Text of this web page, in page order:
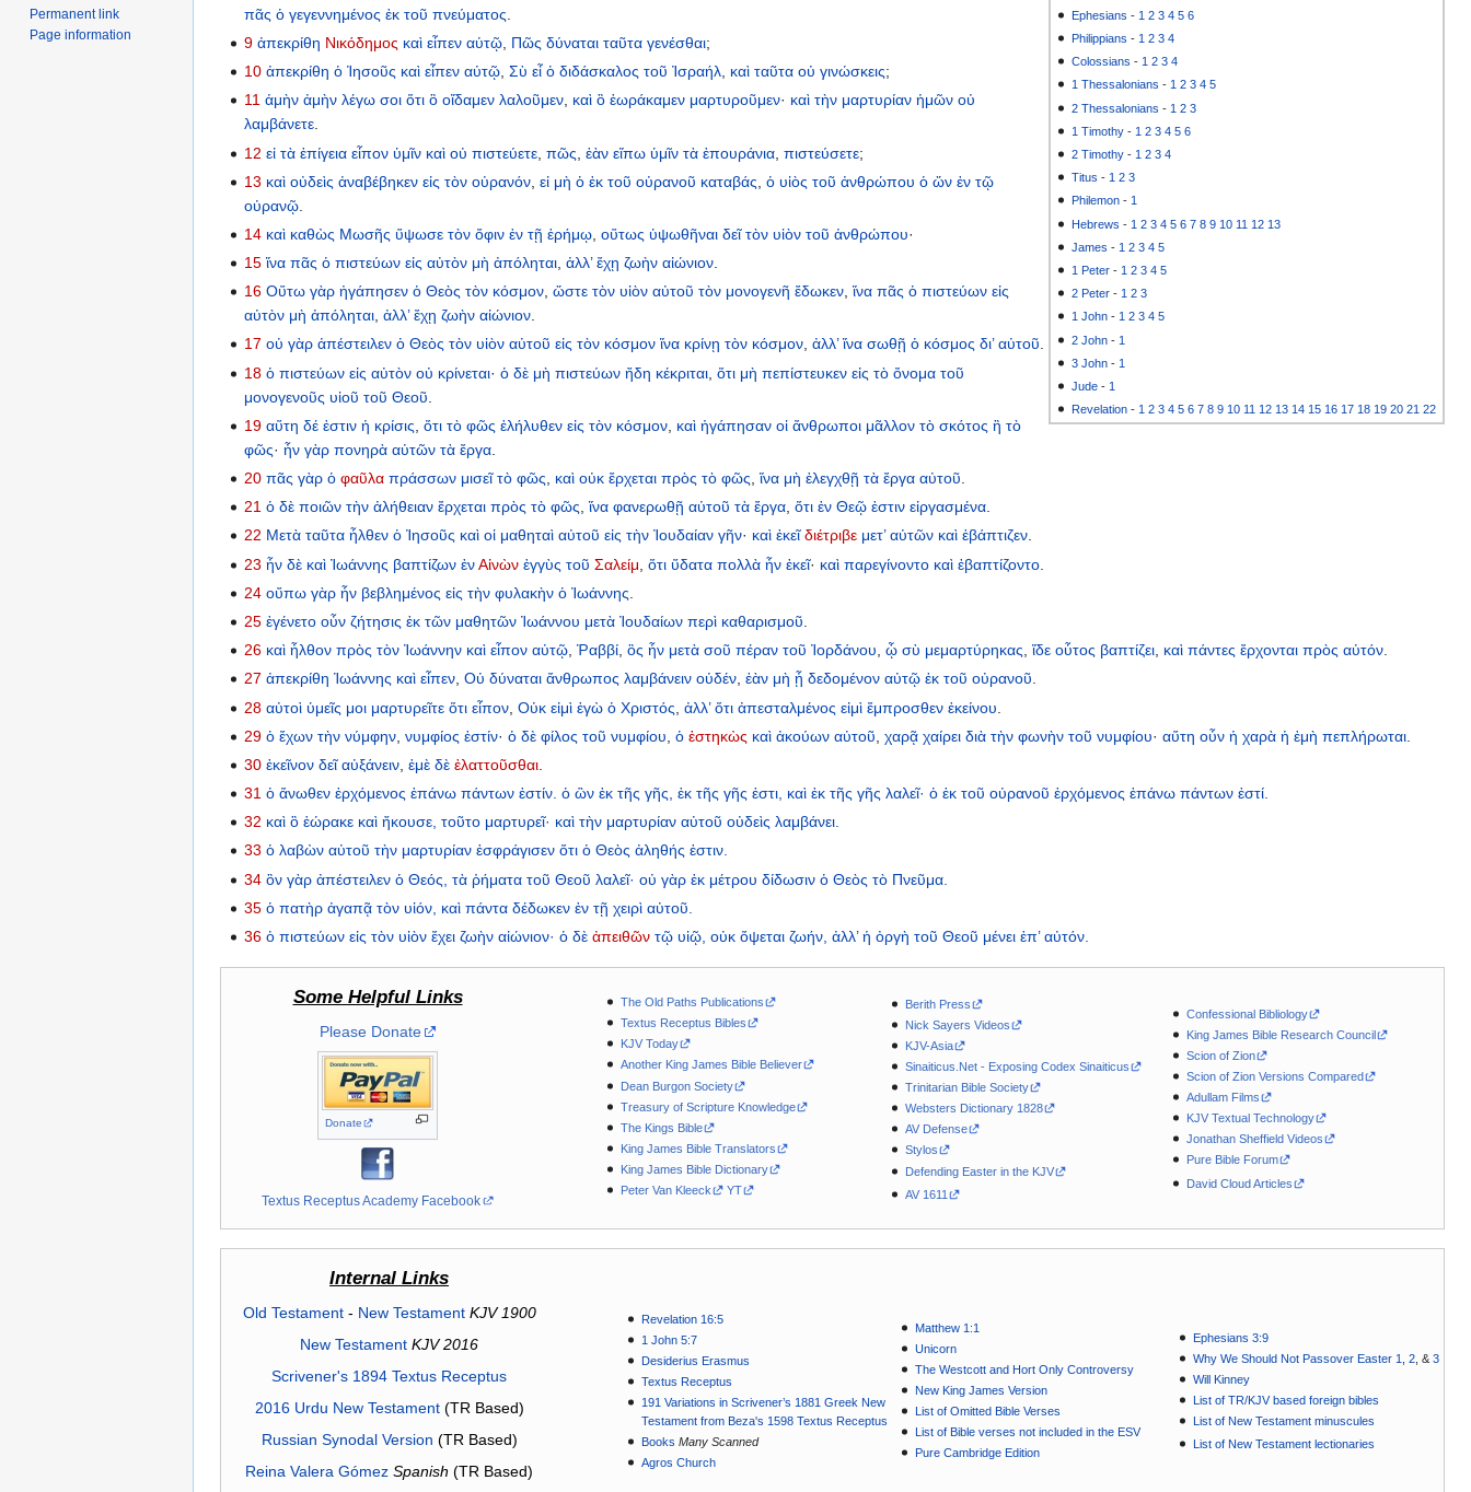
Ephesians - 1 2 3 4 5 6
Philippians - 1 2 3 4
Colossians - 1 2 3 4
1 Thessalonians -1 2 3 4 5
2 Thessalonians - 1 2 3
1 Timothy - 1 2 3 4 5 6
2 Timothy - 1 2 3 4
Titus - 1 2 3
Philemon -1
Hebrews - 1 2 3 4 5 6 7 8 9 10 11 12 13
James - 1 2 3 4 5
1 Peter - 1 2 3 4 5
2 Peter - 1 2 3
1 John -1 2 3 4 5
2 John - 1
3 John - 1
Jude - 1
Revelation - 1 2 3 4 5 6 7 8 9 10 11 12 13 14 15 16 17 18 19 20 21 22
πᾶς ὁ γεγεννημένος ἐκ τοῦ πνεύματος
9 ἀπεκρίθη Νικόδημος καὶ εἶπεν αὐτῷ Πῶς δύναται ταῦτα γενέσθαι;
10 ἀπεκρίθη ὁ Ἰησοῦς καὶ εἶπεν αὐτῷ ,Σὺ εἶ ὁ διδάσκαλος τοῦ Ἰσραήλ καὶ ταῦτα οὐ γινώσκεις;
11 ἀμὴν ἀμὴν λέγω σοι ὅτι ὃ οἴδαμεν λαλοῦμεν, καὶ ὃ ἑωράκαμεν μαρτυροῦμεν· καὶ τὴν μαρτυρίαν ἡμῶν οὐ
λαμβάνετε.
12 εἰ τὰ ἐπίγεια εἶπον ὑμῖν καὶ οὐ πιστεύετε ,πῶς ,ἐὰν εἴπω ὑμῖν τὰ ἐπουράνια ,πιστεύσετε;
13 καὶ οὐδεὶς ἀναβέβηκεν εἰς τὸν οὐρανόν ,εἰ μὴ ὁ ἐκ τοῦ οὐρανοῦ καταβάς ,ὁ υἱὸς τοῦ ἀνθρώπου ὁ ὤν ἐν τῷ
οὐρανῷ
14 καὶ καθὼς Μωσῆς ὕψωσε τὸν ὄφιν ἐν τῇ ἐρήμῳ ,οὕτως ὑψωθῆναι δεῖ τὸν υἱὸν τοῦ ἀνθρώπου·
15 ἵνα πᾶς ὁ πιστεύων εἰς αὐτὸν μὴ ἀπόληται ,ἀλλ’ ἔχῃ ζωὴν αἰώνιον
16 Οὕτω γὰρ ἠγάπησεν ὁ Θεὸς τὸν κόσμον,ὥστε τὸν υἱὸν αὐτοῦ τὸν μονογενῆ ἔδωκεν,ἵνα πᾶς ὁ πιστεύων εἰς
αὐτὸν μὴ ἀπόληται,ἀλλ’ ἔχῃ ζωὴν αἰώνιον.
17 οὐ γὰρ ἀπέστειλεν ὁ Θεὸς τὸν υἱὸν αὐτοῦ εἰς τὸν κόσμον ἵνα κρίνῃ τὸν κόσμον,ἀλλ’ ἵνα σωθῇ ὁ κόσμος δι’ αὐτοῦ.
18 ὁ πιστεύων εἰς αὐτὸν οὐ κρίνεται·ὁ δὲ μὴ πιστεύων ἤδη κέκριται ,ὅτι μὴ πεπίστευκεν εἰς τὸ ὄνομα τοῦ
μονογενοῦς υἱοῦ τοῦ Θεοῦ
19 αὕτη δέ ἐστιν ἡ κρίσις ,ὅτι τὸ φῶς ἐλήλυθεν εἰς τὸν κόσμον καὶ ἠγάπησαν οἱ ἄνθρωποι μᾶλλον τὸ σκότος ἢ τὸ
φῶς·ἦν γὰρ πονηρὰ αὐτῶν τὰ ἔργα
20 πᾶς γὰρ ὁ φαῦλα πράσσων μισεῖ τὸ φῶς καὶ οὐκ ἔρχεται πρὸς τὸ φῶς ,ἵνα μὴ ἐλεγχθῇ τὰ ἔργα αὐτοῦ
21 ὁ δὲ ποιῶν τὴν ἀλήθειαν ἔρχεται πρὸς τὸ φῶς,ἵνα φανερωθῇ αὐτοῦ τὰ ἔργα,ὅτι ἐν Θεῷ ἐστιν εἰργασμένα.
22 Μετὰ ταῦτα ἦλθεν ὁ Ἰησοῦς καὶ οἱ μαθηταὶ αὐτοῦ εἰς τὴν Ἰουδαίαν γῆν· καὶ ἐκεῖ διέτριβε μετ’ αὐτῶν καὶ ἐβάπτιζεν.
23 ἦν δὲ καὶ Ἰωάννης βαπτίζων ἐν Αἰνὼν ἐγγὺς τοῦ Σαλείμ ,ὅτι ὕδατα πολλὰ ἦν ἐκεῖ· καὶ παρεγίνοντο καὶ ἐβαπτίζοντο
24 οὔπω γὰρ ἦν βεβλημένος εἰς τὴν φυλακὴν ὁ Ἰωάννης
25 ἐγένετο οὖν ζήτησις ἐκ τῶν μαθητῶν Ἰωάννου μετὰ Ἰουδαίων περὶ καθαρισμοῦ
26 καὶ ἦλθον πρὸς τὸν Ἰωάννην καὶ εἶπον αὐτῷ ,Ῥαββί ,ὃς ἦν μετὰ σοῦ πέραν τοῦ Ἰορδάνου ,ᾧ σὺ μεμαρτύρηκας ,ἴδε οὗτος βαπτίζει καὶ πάντες ἔρχονται πρὸς αὐτόν
27 ἀπεκρίθη Ἰωάννης καὶ εἶπεν,Οὐ δύναται ἄνθρωπος λαμβάνειν οὐδέν,ἐὰν μὴ ᾖ δεδομένον αὐτῷ ἐκ τοῦ οὐρανοῦ.
28 αὐτοὶ ὑμεῖς μοι μαρτυρεῖτε ὅτι εἶπον ,Οὐκ εἰμὶ ἐγὼ ὁ Χριστός ,ἀλλ’ ὅτι ἀπεσταλμένος εἰμὶ ἔμπροσθεν ἐκείνου
29 ὁ ἔχων τὴν νύμφην ,νυμφίος ἐστίν·ὁ δὲ φίλος τοῦ νυμφίου ,ὁ ἑστηκὼς καὶ ἀκούων αὐτοῦ ,χαρᾷ χαίρει διὰ τὴν φωνὴν τοῦ νυμφίου·αὕτη οὖν ἡ χαρὰ ἡ ἐμὴ πεπλήρωται
30 ἐκεῖνον δεῖ αὐξάνειν ,ἐμὲ δὲ ἐλαττοῦσθαι
31 ὁ ἄνωθεν ἐρχόμενος ἐπάνω πάντων ἐστίν. ὁ ὢν ἐκ τῆς γῆς, ἐκ τῆς γῆς ἐστι, καὶ ἐκ τῆς γῆς λαλεῖ· ὁ ἐκ τοῦ οὐρανοῦ ἐρχόμενος ἐπάνω πάντων ἐστί.
32 καὶ ὃ ἑώρακε καὶ ἤκουσε, τοῦτο μαρτυρεῖ· καὶ τὴν μαρτυρίαν αὐτοῦ οὐδεὶς λαμβάνει.
33 ὁ λαβὼν αὐτοῦ τὴν μαρτυρίαν ἐσφράγισεν ὅτι ὁ Θεὸς ἀληθής ἐστιν.
34 ὃν γὰρ ἀπέστειλεν ὁ Θεός, τὰ ῥήματα τοῦ Θεοῦ λαλεῖ· οὐ γὰρ ἐκ μέτρου δίδωσιν ὁ Θεὸς τὸ Πνεῦμα.
35 ὁ πατὴρ ἀγαπᾷ τὸν υἱόν, καὶ πάντα δέδωκεν ἐν τῇ χειρὶ αὐτοῦ.
36 ὁ πιστεύων εἰς τὸν υἱὸν ἔχει ζωὴν αἰώνιον· ὁ δὲ ἀπειθῶν τῷ υἱῷ, οὐκ ὄψεται ζωήν, ἀλλ’ ἡ ὀργὴ τοῦ Θεοῦ μένει ἐπ’ αὐτόν.
Some Helpful Links
Please Donate
Donate
Textus Receptus Academy Facebook
The Old Paths Publications
Textus Receptus Bibles
KJV Today
Another King James Bible Believer
Dean Burgon Society
Treasury of Scripture Knowledge
The Kings Bible
King James Bible Translators
King James Bible Dictionary
Peter Van Kleeck
YT
Berith Press
Nick Sayers Videos
KJV-Asia
Sinaiticus.Net - Exposing Codex Sinaiticus
Trinitarian Bible Society
Websters Dictionary 1828
AV Defense
Stylos
Defending Easter in the KJV
AV 1611
Confessional Bibliology
King James Bible Research Council
Scion of Zion
Scion of Zion Versions Compared
Adullam Films
KJV Textual Technology
Jonathan Sheffield Videos
Pure Bible Forum
David Cloud Articles
Internal Links
Old Testament- New Testament KJV 1900
New Testament KJV 2016
Scrivener's 1894 Textus Receptus
2016 Urdu New Testament(TR Based)
Russian Synodal Version (TR Based)
Reina Valera Gómez Spanish (TR Based)
Revelation 16:5
1 John 5:7
Desiderius Erasmus
Textus Receptus
191 Variations in Scrivener’s 1881 Greek New
Testament from Beza's 1598 Textus Receptus
Books Many Scanned
Agros Church
Matthew 1:1
Unicorn
The Westcott and Hort Only Controversy
New King James Version
List of Omitted Bible Verses
List of Bible verses not included in the ESV
Pure Cambridge Edition
Ephesians 3:9
Why We Should Not Passover Easter 1
,2 , &3
Will Kinney
List of TR/KJV based foreign bibles
List of New Testament minuscules
List of New Testament lectionaries
Permanent link
Page information